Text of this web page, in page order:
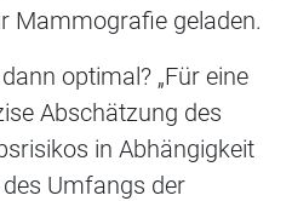
Mammografie geladen.
optimal? „Für eine
Abschätzung des
in Abhängigkeit
Umfangs der